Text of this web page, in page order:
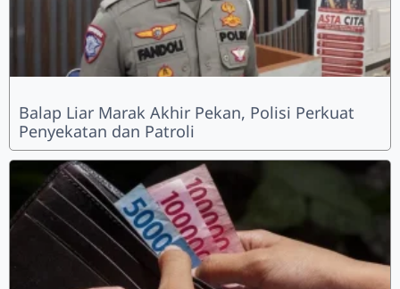
Balap Liar Marak Akhir Pekan, Polisi Perkuat
Penyekatan dan Patroli